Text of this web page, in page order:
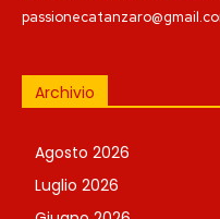
Archivio
Agosto 2026
Luglio 2026